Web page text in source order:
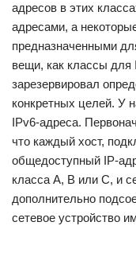
адресов в этих
адресами, а
предназначенными
вещи, как классы для
зарезервировал
конкретных целей. У
IPv6-адреса.
что каждый хост,
общедоступный IP-
класса А, В или С, и
дополнительно
сетевое устройство